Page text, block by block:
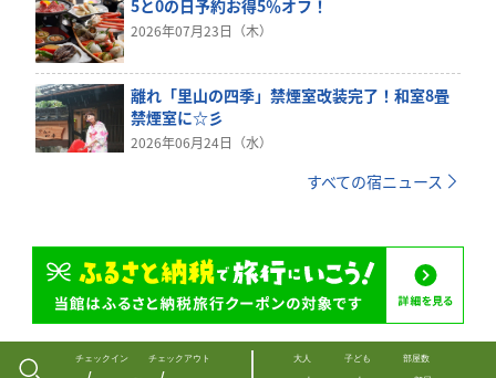
5と0の日予約お得5％オフ！
2026年07月23日（木）
離れ「里山の四季」禁煙室改装完了！和室8畳
禁煙室に☆彡
2026年06月24日（水）
すべての宿ニュース
チェックイン チェックアウト 大人 子ども 部屋数